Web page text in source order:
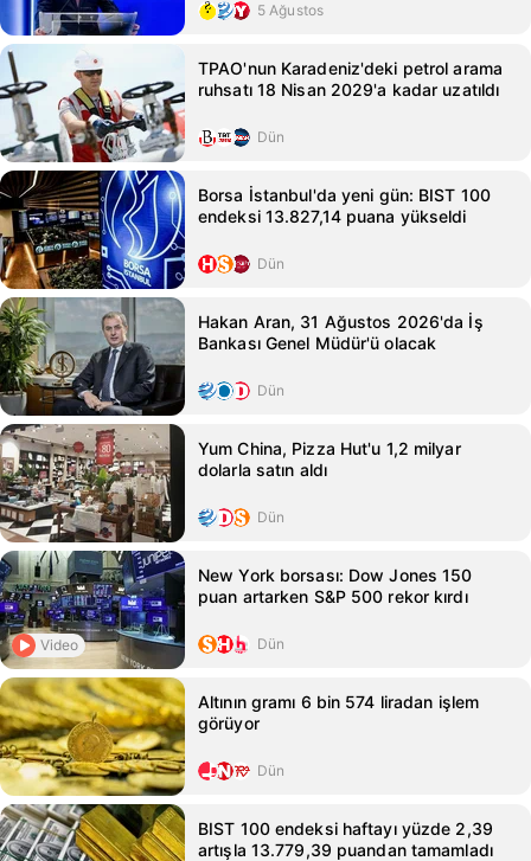
5 Ağustos
TPAO'nun Karadeniz'deki petrol arama
ruhsatı 18 Nisan 2029'a kadar uzatıldı
Dün
Borsa İstanbul'da yeni gün: BIST 100
endeksi 13.827,14 puana yükseldi
Dün
Hakan Aran, 31 Ağustos 2026'da İş
Bankası Genel Müdür'ü olacak
Dün
Yum China, Pizza Hut'u 1,2 milyar
dolarla satın aldı
Dün
Video
New York borsası: Dow Jones 150
puan artarken S&P 500 rekor kırdı
Dün
Altının gramı 6 bin 574 liradan işlem
görüyor
Dün
BIST 100 endeksi haftayı yüzde 2,39
artışla 13.779,39 puandan tamamladı